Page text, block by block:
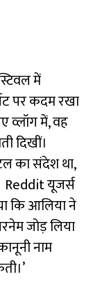
में
पर कदम रखा
व्लॉग में, वह
दिखीं।
का संदेश था,
Reddit यूजर्स
कि आलिया ने
जोड़ लिया
नाम